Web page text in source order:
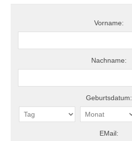
Vorname:
Nachname:
Geburtsdatum:
EMail: